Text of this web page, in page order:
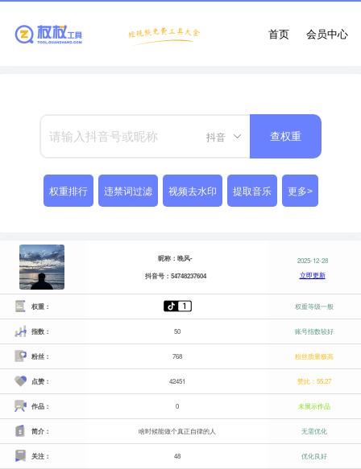
会员中心
首页
抖音 查权重
权重排行 违禁词过滤 视频去水印 提取音乐 更多>
昵称：晚风-
抖音号：54748237604
2025-12-28
立即更新
权重： 权重等级一般
指数： 50 账号指数较好
粉丝： 768 粉丝质量极高
点赞： 42451 赞比：55.27
作品： 0 未展示作品
简介： 啥时候能做个真正自律的人 无需优化
关注： 48 优化良好